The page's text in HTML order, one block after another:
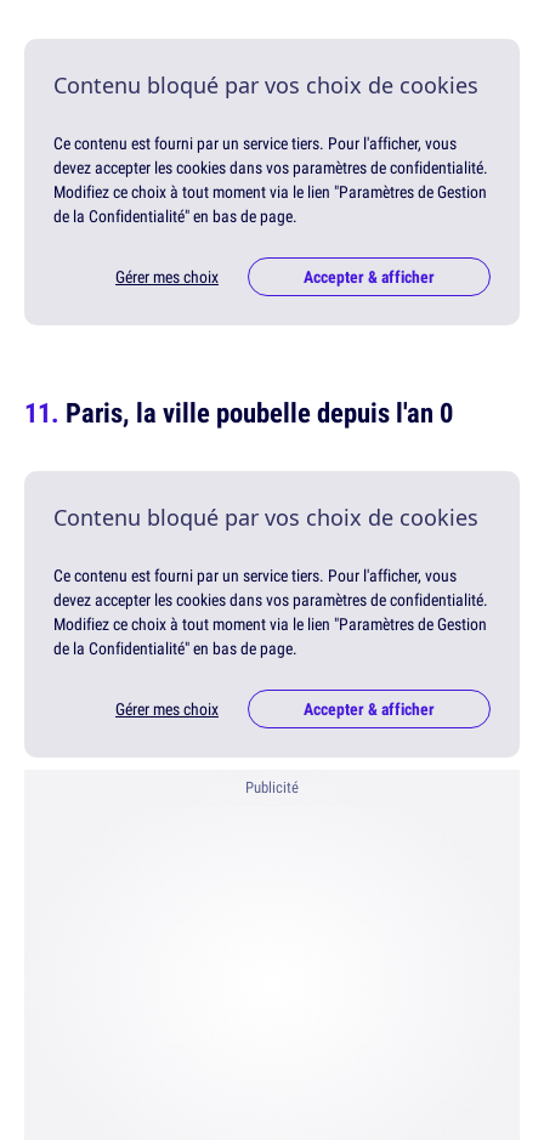
Contenu bloqué par vos choix de cookies
Ce contenu est fourni par un service tiers. Pour l'afficher, vous
devez accepter les cookies dans vos paramètres de confidentialité.
Modifiez ce choix à tout moment via le lien "Paramètres de Gestion
de la Confidentialité" en bas de page.
Gérer mes choix Accepter & afficher
Paris, la ville poubelle depuis l'an 0
Contenu bloqué par vos choix de cookies
Ce contenu est fourni par un service tiers. Pour l'afficher, vous
devez accepter les cookies dans vos paramètres de confidentialité.
Modifiez ce choix à tout moment via le lien "Paramètres de Gestion
de la Confidentialité" en bas de page.
Gérer mes choix Accepter & afficher
Publicité